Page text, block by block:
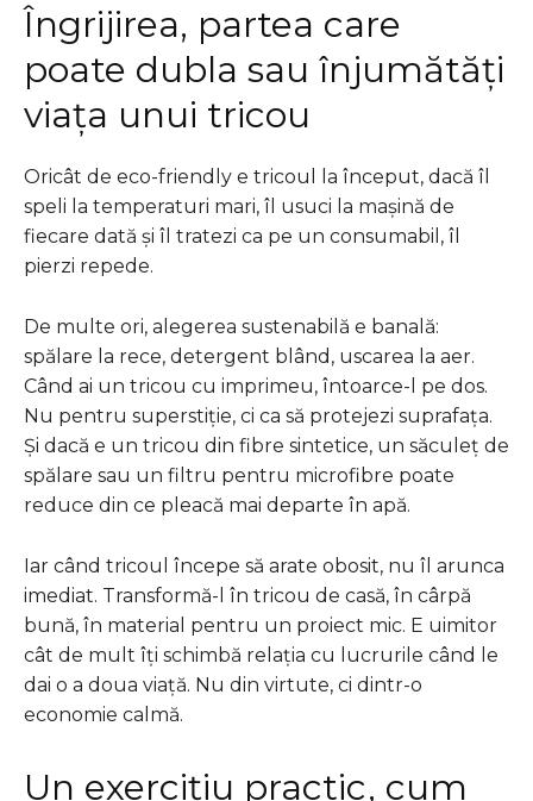
Îngrijirea, partea care
poate dubla sau înjumătăți
viața unui tricou
Oricât de eco-friendly e tricoul la început, dacă îl
speli la temperaturi mari, îl usuci la mașină de
fiecare dată și îl tratezi ca pe un consumabil, îl
pierzi repede.
De multe ori, alegerea sustenabilă e banală:
spălare la rece, detergent blând, uscarea la aer.
Când ai un tricou cu imprimeu, întoarce-l pe dos.
Nu pentru superstiție, ci ca să protejezi suprafața.
Și dacă e un tricou din fibre sintetice, un săculeț de
spălare sau un filtru pentru microfibre poate
reduce din ce pleacă mai departe în apă.
Iar când tricoul începe să arate obosit, nu îl arunca
imediat. Transformă-l în tricou de casă, în cârpă
bună, în material pentru un proiect mic. E uimitor
cât de mult îți schimbă relația cu lucrurile când le
dai o a doua viață. Nu din virtute, ci dintr-o
economie calmă.
Un exercițiu practic, cum